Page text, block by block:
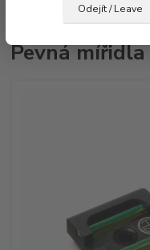
Odejít / Leave
Pevná
Pevná mířidla